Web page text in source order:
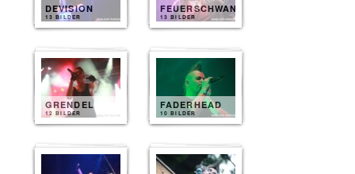
DEVISION
13 BILDER
FEUERSCHWANZ
13 BILDER
GRENDEL
12 BILDER
FADERHEAD
10 BILDER